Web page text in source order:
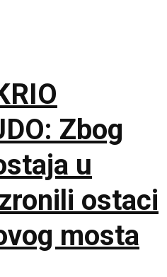
Zbog
u
ostaci
mosta